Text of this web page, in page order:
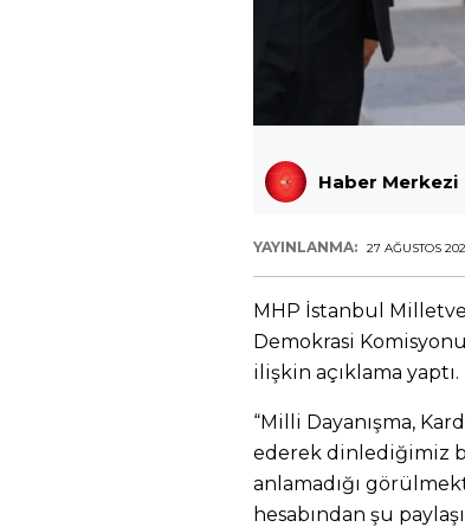
Haber Merkezi
YAYINLANMA: 27 AĞUSTOS
MHP İstanbul
Demokrasi
ilişkin açıklama yaptı.
“Milli Dayanışma,
ederek dinlediğimiz
anlamadığı
hesabından şu